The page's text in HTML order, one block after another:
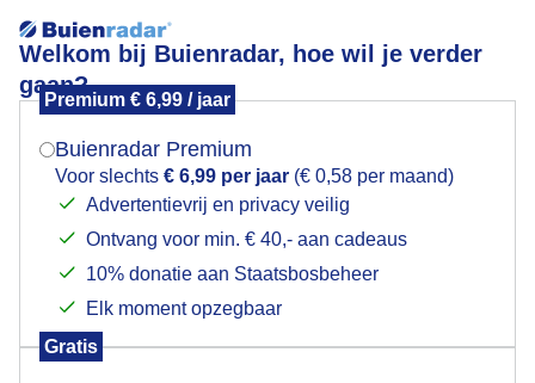
Welkom bij Buienradar, hoe wil je verder
gaan?
Premium € 6,99 / jaar
Buienradar Premium
Voor slechts € 6,99 per jaar (€ 0,58 per maand)
Advertentievrij en privacy veilig
Ontvang voor min. € 40,- aan cadeaus
10% donatie aan Staatsbosbeheer
Elk moment opzegbaar
Gratis
opklaringen
Mogen we je locatie gebruiken voor het
Indien je hier nog geen akkoord op hebt gegeven,
verschijnt er zo een pop-up uit je browser waarin
Is goed, toon de popup